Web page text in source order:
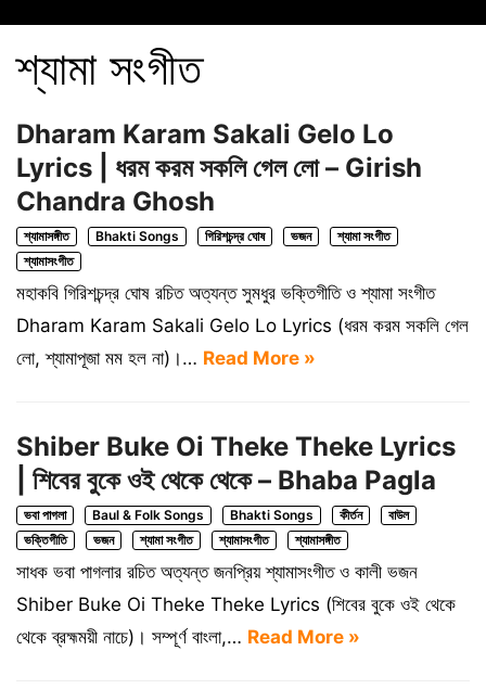
শ্যামা সংগীত
Dharam Karam Sakali Gelo Lo
Lyrics | ধরম করম সকলি গেল লো – Girish
Chandra Ghosh
শ্যামাসঙ্গীত Bhakti Songs গিরিশচন্দ্র ঘোষ ভজন
শ্যামা সংগীত
শ্যামাসংগীত
মহাকবি গিরিশচন্দ্র ঘোষ রচিত অত্যন্ত সুমধুর ভক্তিগীতি ও শ্যামা সংগীত
Dharam Karam Sakali Gelo Lo Lyrics (ধরম করম সকলি গেল
লো, শ্যামাপূজা মম হল না)।… Read More »
Shiber Buke Oi Theke Theke Lyrics
| শিবের বুকে ওই থেকে থেকে – Bhaba Pagla
ভবা পাগলা Baul & Folk Songs Bhakti Songs কীর্তন
বাউল
ভক্তিগীতি
ভজন শ্যামা সংগীত শ্যামাসংগীত শ্যামাসঙ্গীত
সাধক ভবা পাগলার রচিত অত্যন্ত জনপ্রিয় শ্যামাসংগীত ও কালী ভজন
Shiber Buke Oi Theke Theke Lyrics (শিবের বুকে ওই থেকে
থেকে ব্রহ্মময়ী নাচে)। সম্পূর্ণ বাংলা,… Read More »